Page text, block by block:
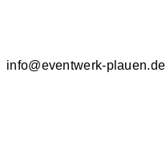
info@eventwerk-plauen.de